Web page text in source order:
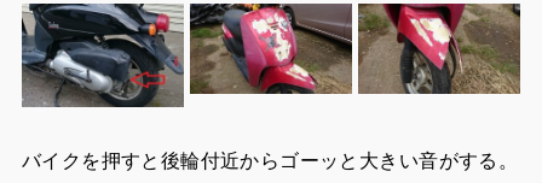
バイクを押すと後輪付近からゴーッと大きい音がする。